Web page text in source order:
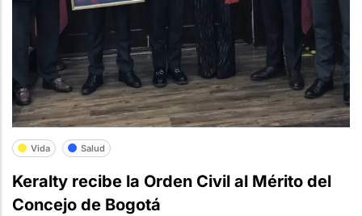
Vida Salud
Keralty recibe la Orden Civil al Mérito del
Concejo de Bogotá